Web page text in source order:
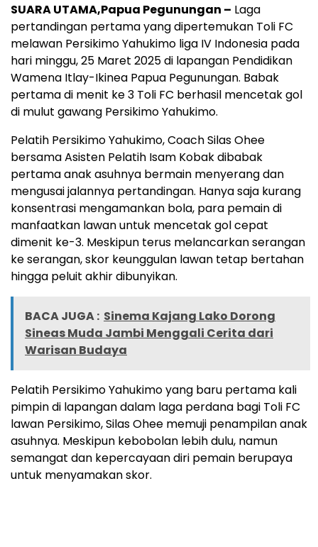
SUARA UTAMA,Papua Pegunungan – Laga
pertandingan pertama yang dipertemukan Toli FC
melawan Persikimo Yahukimo liga IV Indonesia pada
hari minggu, 25 Maret 2025 di lapangan Pendidikan
Wamena Itlay-Ikinea Papua Pegunungan. Babak
pertama di menit ke 3 Toli FC berhasil mencetak gol
di mulut gawang Persikimo Yahukimo.
Pelatih Persikimo Yahukimo, Coach Silas Ohee
bersama Asisten Pelatih Isam Kobak dibabak
pertama anak asuhnya bermain menyerang dan
mengusai jalannya pertandingan. Hanya saja kurang
konsentrasi mengamankan bola, para pemain di
manfaatkan lawan untuk mencetak gol cepat
dimenit ke-3. Meskipun terus melancarkan serangan
ke serangan, skor keunggulan lawan tetap bertahan
hingga peluit akhir dibunyikan.
BACA JUGA : Sinema Kajang Lako Dorong
Sineas Muda Jambi Menggali Cerita dari
Warisan Budaya
Pelatih Persikimo Yahukimo yang baru pertama kali
pimpin di lapangan dalam laga perdana bagi Toli FC
lawan Persikimo, Silas Ohee memuji penampilan anak
asuhnya. Meskipun kebobolan lebih dulu, namun
semangat dan kepercayaan diri pemain berupaya
untuk menyamakan skor.